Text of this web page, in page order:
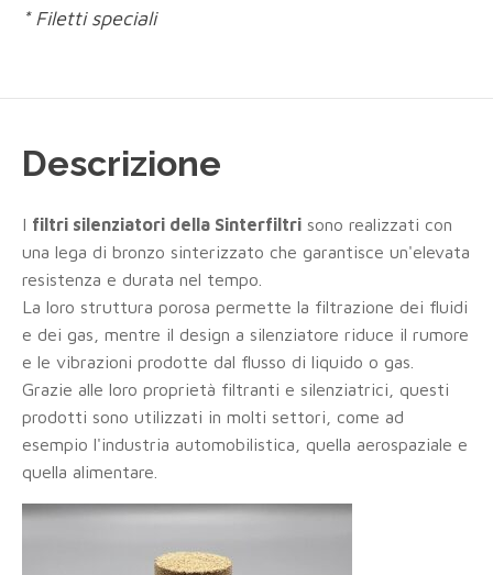
* Filetti speciali
Descrizione
I filtri silenziatori della Sinterfiltri sono realizzati con
una lega di bronzo sinterizzato che garantisce un'elevata
resistenza e durata nel tempo.
La loro struttura porosa permette la filtrazione dei fluidi
e dei gas, mentre il design a silenziatore riduce il rumore
e le vibrazioni prodotte dal flusso di liquido o gas.
Grazie alle loro proprietà filtranti e silenziatrici, questi
prodotti sono utilizzati in molti settori, come ad
esempio l'industria automobilistica, quella aerospaziale e
quella alimentare.